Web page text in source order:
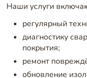
Наши услуги
регулярный
диагностику
покрытия;
ремонт
обновление